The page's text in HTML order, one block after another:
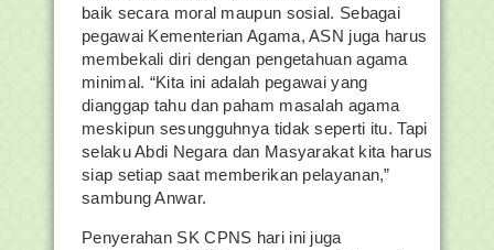
baik secara moral maupun sosial. Sebagai
pegawai Kementerian Agama, ASN juga harus
membekali diri dengan pengetahuan agama
minimal. “Kita ini adalah pegawai yang
dianggap tahu dan paham masalah agama
meskipun sesungguhnya tidak seperti itu. Tapi
selaku Abdi Negara dan Masyarakat kita harus
siap setiap saat memberikan pelayanan,”
sambung Anwar.
Penyerahan SK CPNS hari ini juga